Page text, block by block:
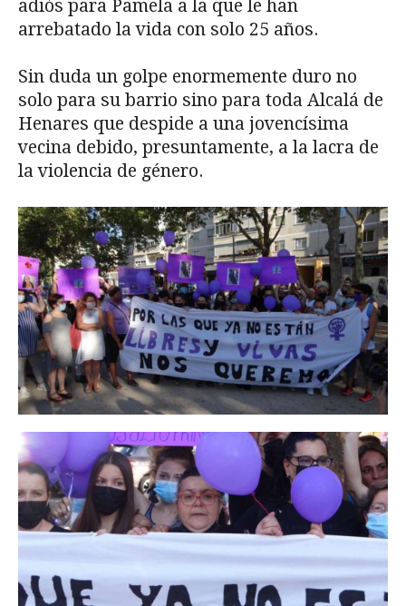
adiós para Pamela a la que le han
arrebatado la vida con solo 25 años.
Sin duda un golpe enormemente duro no
solo para su barrio sino para toda Alcalá de
Henares que despide a una jovencísima
vecina debido, presuntamente, a la lacra de
la violencia de género.